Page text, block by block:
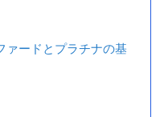
ァードとプラチナの基